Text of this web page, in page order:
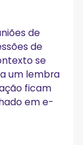
de
de
se
um lembra
ficam
em e-